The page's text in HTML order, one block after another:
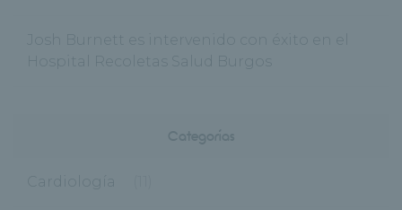
Josh Burnett es intervenido con éxito en el
Hospital Recoletas Salud Burgos
Cardiología